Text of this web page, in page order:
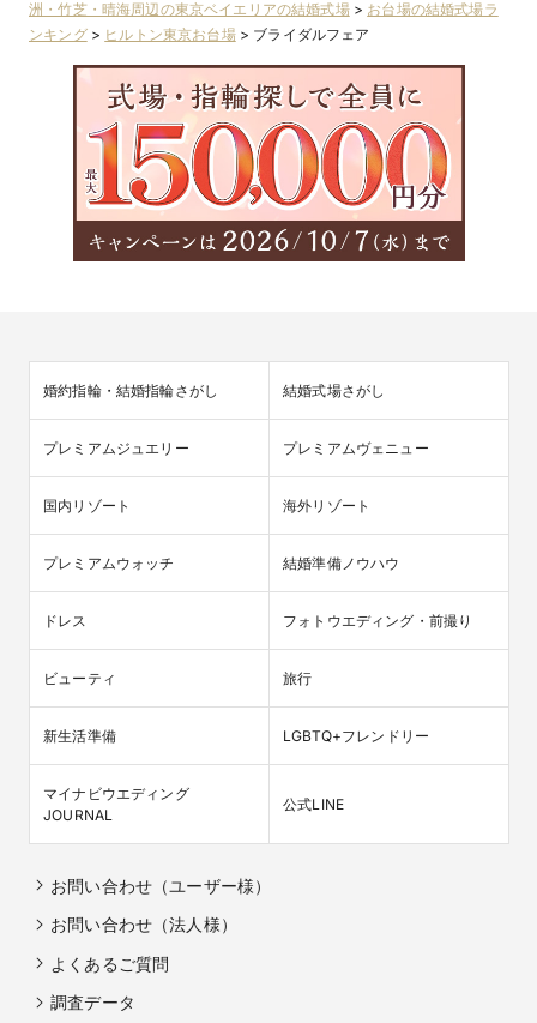
洲・竹芝・晴海周辺の東京ベイエリアの結婚式場> お台場の結婚式場ラ
ンキング> ヒルトン東京お台場> ブライダルフェア
婚約指輪・結婚指輪さがし 結婚式場さがし
プレミアムジュエリー プレミアムヴェニュー
国内リゾート 海外リゾート
プレミアムウォッチ 結婚準備ノウハウ
ドレス フォトウエディング・前撮り
ビューティ 旅行
新生活準備 LGBTQ+フレンドリー
マイナビウエディング
JOURNAL
公式LINE
お問い合わせ（ユーザー様）
お問い合わせ（法人様）
よくあるご質問
調査データ